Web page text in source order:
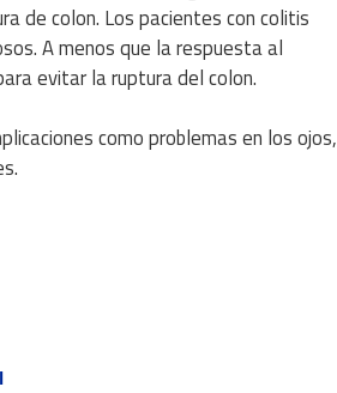
de colon. Los pacientes con colitis
A menos que la respuesta al
evitar la ruptura del colon.
como problemas en los ojos,